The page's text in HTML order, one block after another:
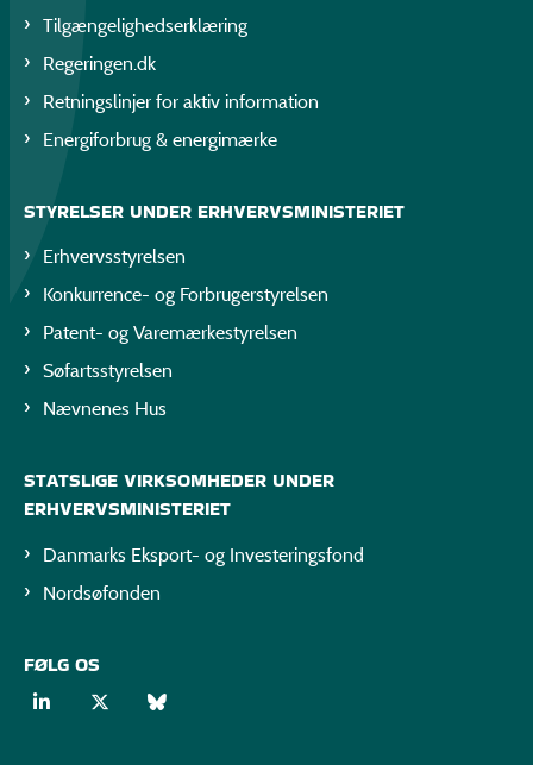
Tilgængelighedserklæring
Regeringen.dk
Retningslinjer for aktiv information
Energiforbrug & energimærke
STYRELSER UNDER ERHVERVSMINISTERIET
Erhvervsstyrelsen
Konkurrence- og Forbrugerstyrelsen
Patent- og Varemærkestyrelsen
Søfartsstyrelsen
Nævnenes Hus
STATSLIGE VIRKSOMHEDER UNDER
ERHVERVSMINISTERIET
Danmarks Eksport- og Investeringsfond
Nordsøfonden
FØLG OS